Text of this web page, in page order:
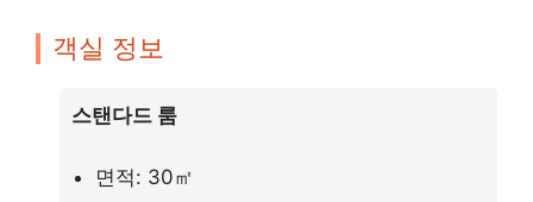
객실 정보
스탠다드 룸
면적: 30㎡